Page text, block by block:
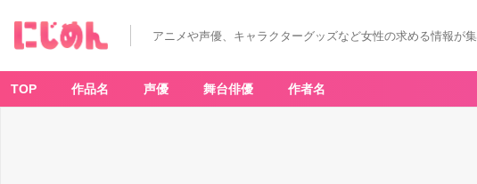
×
ら
ぺ
こ
アニメや声優、キャラクターグッズなど女性の求める情報が
TOP 作品名 声優 舞台俳優 作者名